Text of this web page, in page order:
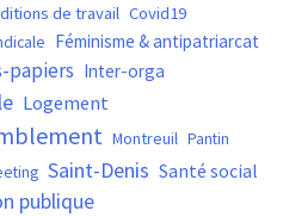
de travail Covid19
Féminisme & antipatriarcat
papiers Inter-orga
Logement
Montreuil Pantin
Saint-Denis Santé social
publique